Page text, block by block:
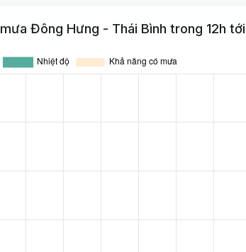
Đông Hưng - Thái Bình trong 12h tới